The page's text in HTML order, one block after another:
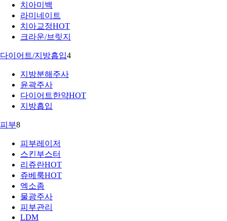
치아미백
라미네이트
치아교정HOT
크라운/브릿지
다이어트/지방흡입4
지방분해주사
윤곽주사
다이어트한약HOT
지방흡입
피부8
피부레이저
스킨부스터
리쥬란HOT
쥬베룩HOT
엑소좀
물광주사
피부관리
LDM